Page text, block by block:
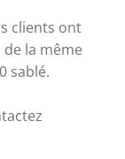
clients ont
la même
sablé.